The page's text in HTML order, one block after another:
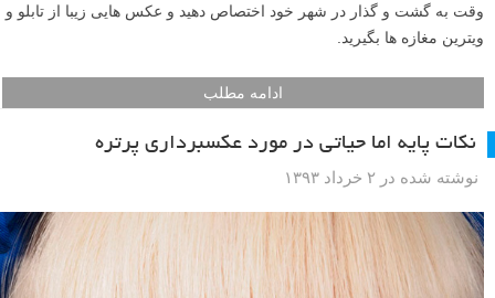
وقت به گشت و گذار در شهر خود اختصاص دهید و عکس هایی زیبا از تابلو و
ویترین مغازه ها بگیرید.
ادامه مطلب
نکات پایه اما حیاتی در مورد عکسبرداری پرتره
نوشته شده در ۲ خرداد ۱۳۹۳